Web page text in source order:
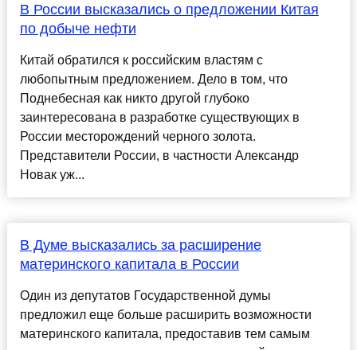
В России высказались о предложении Китая
по добыче нефти
Китай обратился к российским властям с
любопытным предложением. Дело в том, что
Поднебесная как никто другой глубоко
заинтересована в разработке существующих в
России месторождений черного золота.
Представители России, в частности Александр
Новак уж...
В Думе высказались за расширение
материнского капитала в России
Один из депутатов Государственной думы
предложил еще больше расширить возможности
материнского капитала, предоставив тем самым